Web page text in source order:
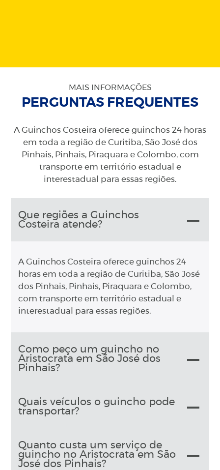
MAIS INFORMAÇÕES
PERGUNTAS FREQUENTES
A Guinchos Costeira oferece guinchos 24 horas
em toda a região de Curitiba, São José dos
Pinhais, Pinhais, Piraquara e Colombo, com
transporte em território estadual e
interestadual para essas regiões.
Que regiões a Guinchos
Costeira atende?
A Guinchos Costeira oferece guinchos 24
horas em toda a região de Curitiba, São José
dos Pinhais, Pinhais, Piraquara e Colombo,
com transporte em território estadual e
interestadual para essas regiões.
Como peço um guincho no
Aristocrata em São José dos
Pinhais?
Quais veículos o guincho pode
transportar?
Quanto custa um serviço de
guincho no Aristocrata em São
José dos Pinhais?